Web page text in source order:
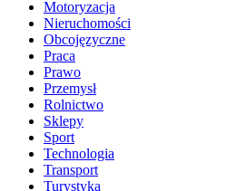
Motoryzacja
Nieruchomości
Obcojęzyczne
Praca
Prawo
Przemysł
Rolnictwo
Sklepy
Sport
Technologia
Transport
Turystyka